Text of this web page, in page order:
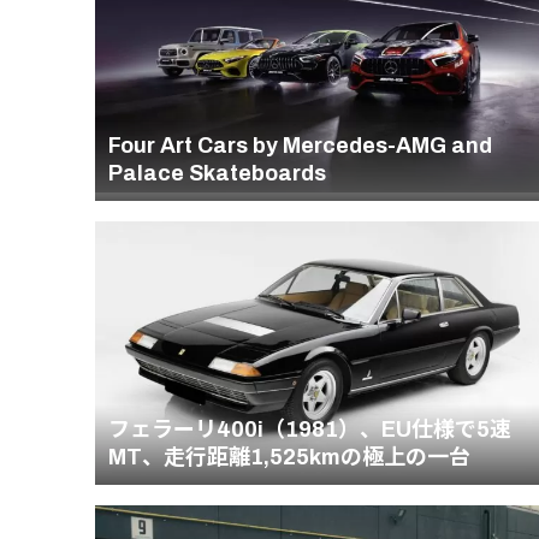
Four Art Cars by Mercedes-AMG and
Palace Skateboards
フェラーリ400i（1981）、EU仕様で5速
MT、走行距離1,525kmの極上の一台